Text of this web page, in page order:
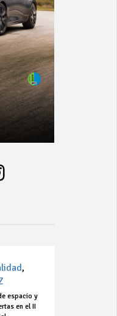
,
espacio y
en el II